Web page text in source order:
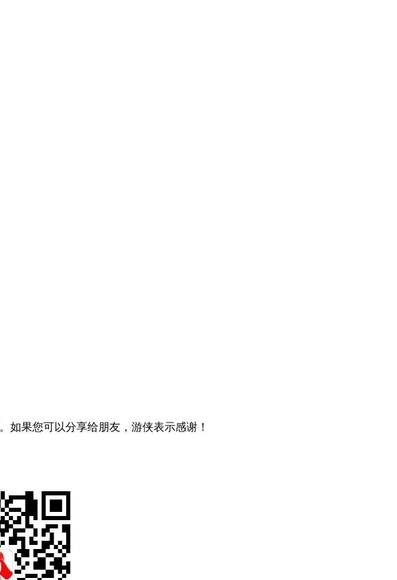
。如果您可以分享给朋友，游侠表示感谢！